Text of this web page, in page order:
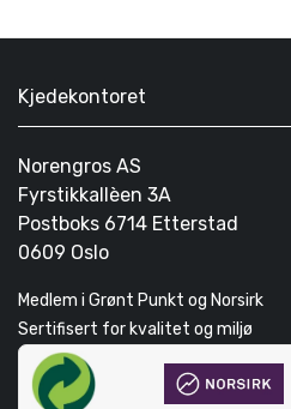
Kjedekontoret
Norengros AS
Fyrstikkallèen 3A
Postboks 6714 Etterstad
0609 Oslo
Medlem i Grønt Punkt og Norsirk
Sertifisert for kvalitet og miljø